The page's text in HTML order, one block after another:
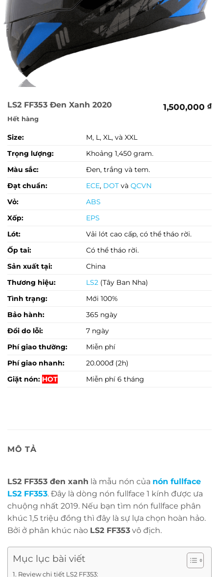
LS2 FF353 Đen Xanh 2020 1,500,000 ₫
Hết hàng
Size:
M, L, XL, và XXL
Trọng lượng:
Khoảng 1,450 gram.
Màu sắc:
Đen, trắng và tem.
Đạt chuẩn:
ECE, DOT vàQCVN
Vỏ:
ABS
Xốp:
EPS
Lót:
Vải lót cao cấp, có thể tháo rời.
Ốp tai:
Có thể tháo rời.
Sản xuất tại:
China
Thương hiệu:
LS2 (Tây Ban Nha)
Tình trạng:
Mới 100%
Bảo hành:
365 ngày
Đổi do lỗi:
7 ngày
Phí giao thường:
Miễn phí
Phí giao nhanh:
20.000đ (2h)
Giặt nón: HOT Miễn phí 6 tháng
MÔ TẢ
LS2 FF353 đen xanh là mẫu nón của nón fullface
LS2 FF353. Đây là dòng nón fullface 1 kính được ưa
chuộng nhất 2019. Nếu bạn tìm nón fullface phân
khúc 1,5 triệu đồng thì đây là sự lựa chọn hoàn hảo.
Bởi ở phân khúc nào LS2 FF353 vô địch.
Mục lục bài viết
Review chi tiết LS2 FF353: